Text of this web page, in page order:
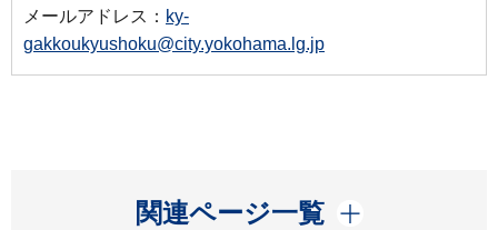
メールアドレス： ky-
gakkoukyushoku@city.yokohama.lg.jp
関連ページ一覧
開く